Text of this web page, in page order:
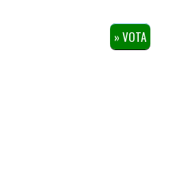
» VOTA